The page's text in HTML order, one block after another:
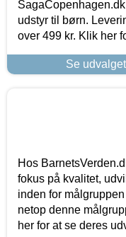
udstyr til børn.
over 499 kr. Klik her
Se
Hos
fokus på kvalitet,
inden for
netop denne
her for at se deres